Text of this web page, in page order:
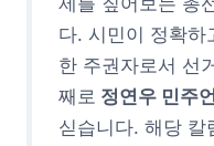
다. 시민이 정확하
한 주권자로서 선
째로 정연우 민주
싣습니다. 해당 칼